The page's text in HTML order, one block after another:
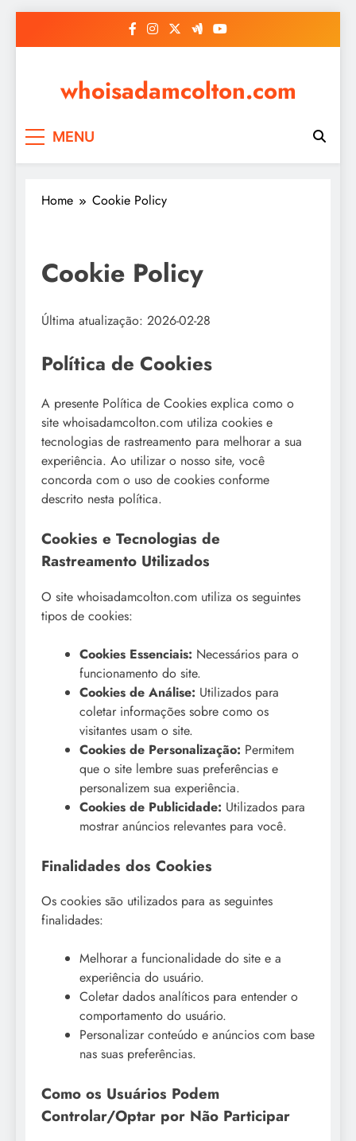
whoisadamcolton.com
MENU
Home Cookie Policy
Cookie Policy
Última atualização: 2026-02-28
Política de Cookies
A presente Política de Cookies explica como o
site whoisadamcolton.com utiliza cookies e
tecnologias de rastreamento para melhorar a sua
experiência. Ao utilizar o nosso site, você
concorda com o uso de cookies conforme
descrito nesta política.
Cookies e Tecnologias de
Rastreamento Utilizados
O site whoisadamcolton.com utiliza os seguintes
tipos de cookies:
Cookies Essenciais: Necessários para o
funcionamento do site.
Cookies de Análise: Utilizados para
coletar informações sobre como os
visitantes usam o site.
Cookies de Personalização: Permitem
que o site lembre suas preferências e
personalizem sua experiência.
Cookies de Publicidade: Utilizados para
mostrar anúncios relevantes para você.
Finalidades dos Cookies
Os cookies são utilizados para as seguintes
finalidades:
Melhorar a funcionalidade do site e a
experiência do usuário.
Coletar dados analíticos para entender o
comportamento do usuário.
Personalizar conteúdo e anúncios com base
nas suas preferências.
Como os Usuários Podem
Controlar/Optar por Não Participar